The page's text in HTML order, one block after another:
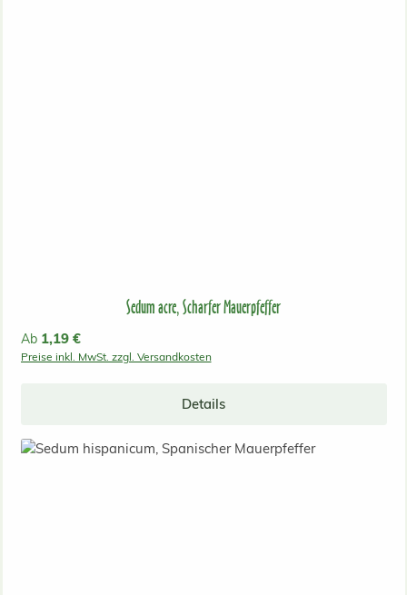
Sedum acre, Scharfer Mauerpfeffer
Regulärer Preis:
Ab 1,19 €
Preise inkl. MwSt. zzgl. Versandkosten
Details